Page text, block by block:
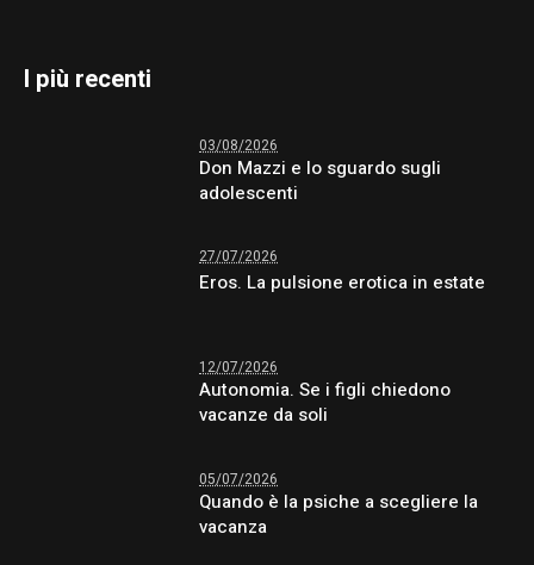
I più recenti
03/08/2026
Don Mazzi e lo sguardo sugli
adolescenti
27/07/2026
Eros. La pulsione erotica in estate
12/07/2026
Autonomia. Se i figli chiedono
vacanze da soli
05/07/2026
Quando è la psiche a scegliere la
vacanza